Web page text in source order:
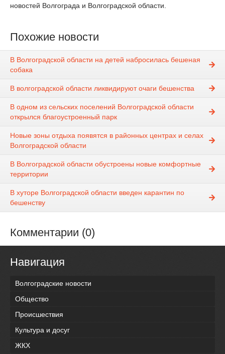
новостей Волгограда и Волгоградской области.
Похожие новости
В Волгоградской области на детей набросилась бешеная
собака
В волгоградской области ликвидируют очаги бешенства
В одном из сельских поселений Волгоградской области
открылся благоустроенный парк
Новые зоны отдыха появятся в районных центрах и селах
Волгоградской области
В Волгоградской области обустроены новые комфортные
территории
В хуторе Волгоградской области введен карантин по
бешенству
Комментарии (0)
Навигация
Волгоградские новости
Общество
Происшествия
Культура и досуг
ЖКХ